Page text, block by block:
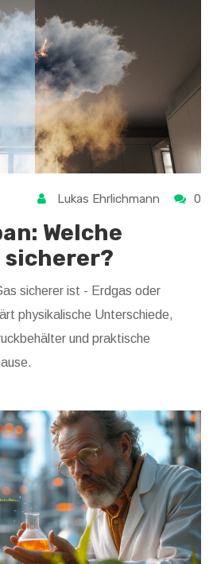
Lukas Ehrlichmann 0
Welche
sicherer ist - Erdgas oder
physikalische Unterschiede,
und praktische